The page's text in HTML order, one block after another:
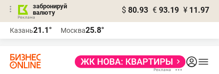
забронируй
валюту
$ 80.93 € 93.19 ¥ 11.97
Казань21.1° Москва25.8°